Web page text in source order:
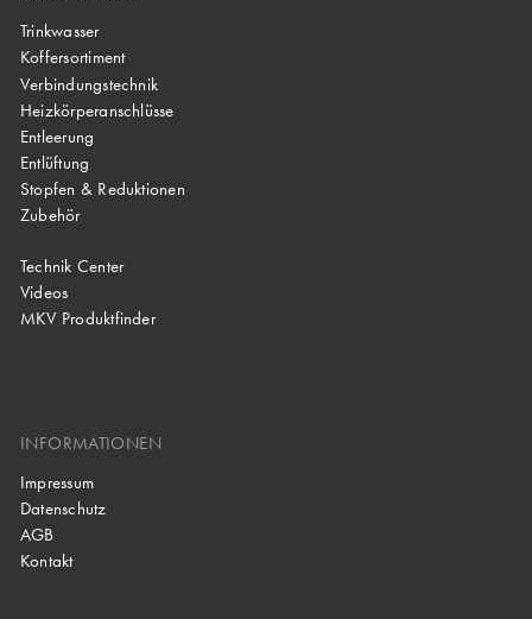
Trinkwasser
Koffersortiment
Verbindungstechnik
Heizkörperanschlüsse
Entleerung
Entlüftung
Stopfen & Reduktionen
Zubehör
Technik Center
Videos
MKV Produktfinder
INFORMATIONEN
Impressum
Datenschutz
AGB
Kontakt